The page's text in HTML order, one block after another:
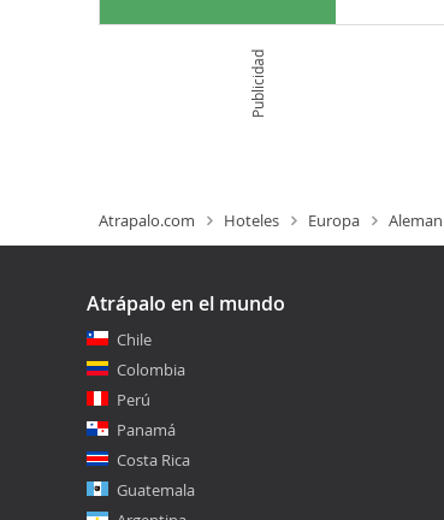
Publicidad
Atrapalo.com Hoteles Europa
Atrápalo en el mundo
Chile
Colombia
Perú
Panamá
Costa Rica
Guatemala